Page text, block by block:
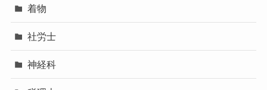
着物
社労士
神経科